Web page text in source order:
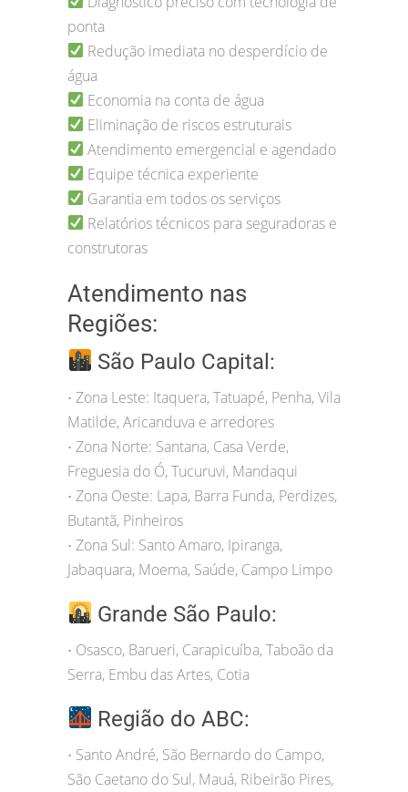
ponta
Redução imediata no desperdício de
água
Economia na conta de água
Eliminação de riscos estruturais
Atendimento emergencial e agendado
Equipe técnica experiente
Garantia em todos os serviços
Relatórios técnicos para seguradoras e
construtoras
Atendimento nas
Regiões:
São Paulo Capital:
• Zona Leste: Itaquera, Tatuapé, Penha, Vila
Matilde, Aricanduva e arredores
• Zona Norte: Santana, Casa Verde,
Freguesia do Ó, Tucuruvi, Mandaqui
• Zona Oeste: Lapa, Barra Funda, Perdizes,
Butantã, Pinheiros
• Zona Sul: Santo Amaro, Ipiranga,
Jabaquara, Moema, Saúde, Campo Limpo
Grande São Paulo:
• Osasco, Barueri, Carapicuíba, Taboão da
Serra, Embu das Artes, Cotia
Região do ABC:
• Santo André, São Bernardo do Campo,
São Caetano do Sul, Mauá, Ribeirão Pires,